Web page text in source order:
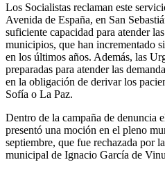
Los Socialistas reclaman este
Avenida de España, en San
suficiente capacidad para atender
municipios, que han incrementado
en los últimos años. Además, las
preparadas para atender las
en la obligación de derivar los
Sofía o La Paz.
Dentro de la campaña de denuncia
presentó una moción en el pleno
septiembre, que fue rechazada por
municipal de Ignacio García de